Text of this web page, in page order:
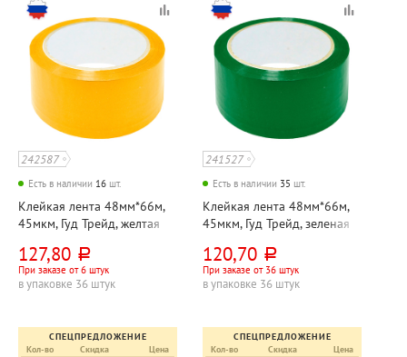
242587
Есть в наличии 16 шт.
Клейкая лента 48мм*66м,
45мкм, Гуд Трейд, желтая
127,80 руб.
При заказе от 6 штук
в упаковке 36 штук
СПЕЦПРЕДЛОЖЕНИЕ
Кол-во
Скидка Цена
241527
Есть в наличии 35 шт.
Клейкая лента 48мм*66м,
45мкм, Гуд Трейд, зеленая
120,70 руб.
При заказе от 36 штук
в упаковке 36 штук
СПЕЦПРЕДЛОЖЕНИЕ
Кол-во
Скидка Цена